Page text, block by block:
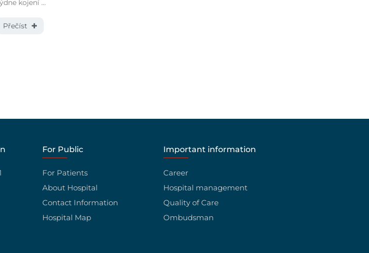
kojení ...
Přečíst ✚
For Public
For Patients
About Hospital
Contact Information
Hospital Map
Important information
Career
Hospital management
Quality of Care
Ombudsman